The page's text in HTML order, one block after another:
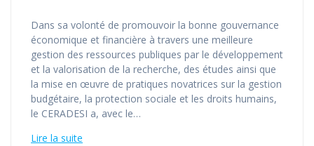
Dans sa volonté de promouvoir la bonne gouvernance
économique et financière à travers une meilleure
gestion des ressources publiques par le développement
et la valorisation de la recherche, des études ainsi que
la mise en œuvre de pratiques novatrices sur la gestion
budgétaire, la protection sociale et les droits humains,
le CERADESI a, avec le…
Lire la suite